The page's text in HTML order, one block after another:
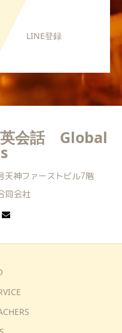
LINE登録
会話 Global
神ファーストビル7階
同会社